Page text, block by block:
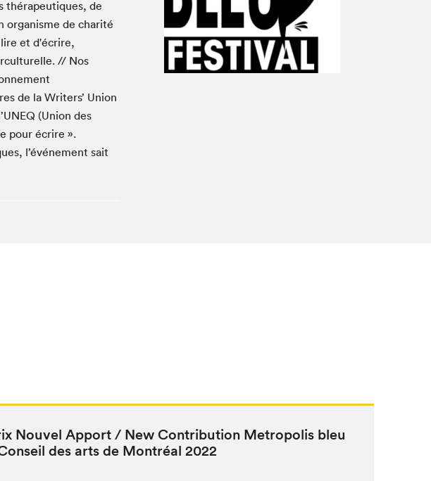
Metropolis
Le Salon dans la ville, espace
organisateur⋅rice
> SLM Pro
thérapeutiques, de
organisme de charité
et d'écrire,
// Nos
de la Writers’ Union
(Union des
pour écrire ».
l’événement sait
Nou­v­el Apport / New Con­tri­bu­tion Metrop­o­lis bleu
des arts de Mon­tréal 2022